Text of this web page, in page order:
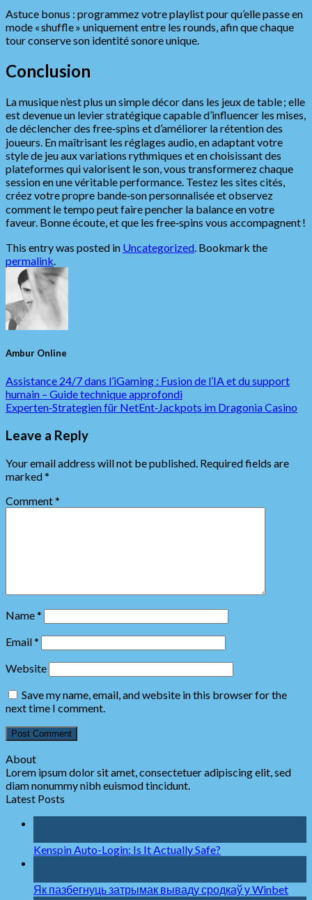
Astuce bonus : programmez votre playlist pour qu’elle passe en
mode « shuffle » uniquement entre les rounds, afin que chaque
tour conserve son identité sonore unique.
Conclusion
La musique n’est plus un simple décor dans les jeux de table ; elle
est devenue un levier stratégique capable d’influencer les mises,
de déclencher des free‑spins et d’améliorer la rétention des
joueurs. En maîtrisant les réglages audio, en adaptant votre
style de jeu aux variations rythmiques et en choisissant des
plateformes qui valorisent le son, vous transformerez chaque
session en une véritable performance. Testez les sites cités,
créez votre propre bande‑son personnalisée et observez
comment le tempo peut faire pencher la balance en votre
faveur. Bonne écoute, et que les free‑spins vous accompagnent !
This entry was posted in Uncategorized . Bookmark the
permalink
Ambur Online
Assistance 24/7 dans l’iGaming : Fusion de l’IA et du support
humain – Guide technique approfondi
Experten‑Strategien für NetEnt‑Jackpots im Dragonia Casino
Leave a Reply
Your email address will not be published. Required fields are
marked*
Comment*
Name*
Email*
Website
Save my name, email, and website in this browser for the
next time I comment.
About
Lorem ipsum dolor sit amet, consectetuer adipiscing elit, sed
diam nonummy nibh euismod tincidunt.
Latest Posts
Kenspin Auto-Login: Is It Actually Safe?
Як пазбегнуць затрымак вываду сродкаў у Winbet